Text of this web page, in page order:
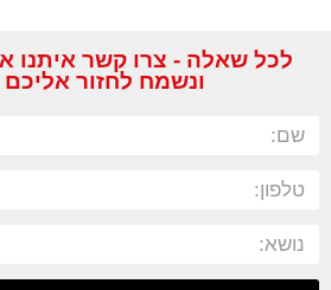
לכל שאלה - צרו קשר איתנו
ונשמח לחזור